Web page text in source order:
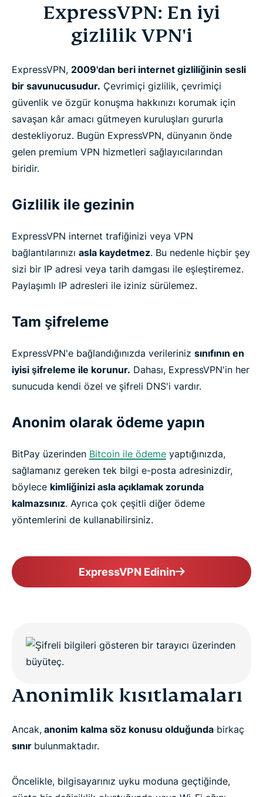
ExpressVPN: En iyi
gizlilik VPN'i
ExpressVPN, 2009'dan beri internet gizliliğinin sesli
bir savunucusudur. Çevrimiçi gizlilik, çevrimiçi
güvenlik ve özgür konuşma hakkınızı korumak için
savaşan kâr amacı gütmeyen kuruluşları gururla
destekliyoruz. Bugün ExpressVPN, dünyanın önde
gelen premium VPN hizmetleri sağlayıcılarından
biridir.
Gizlilik ile gezinin
ExpressVPN internet trafiğinizi veya VPN
bağlantılarınızı asla kaydetmez. Bu nedenle hiçbir şey
sizi bir IP adresi veya tarih damgası ile eşleştiremez.
Paylaşımlı IP adresleri ile iziniz sürülemez.
Tam şifreleme
ExpressVPN'e bağlandığınızda verileriniz sınıfının en
iyisi şifreleme ile korunur. Dahası, ExpressVPN'in her
sunucuda kendi özel ve şifreli DNS'i vardır.
Anonim olarak ödeme yapın
BitPay üzerinden Bitcoin ile ödeme yaptığınızda,
sağlamanız gereken tek bilgi e-posta adresinizdir,
böylece kimliğinizi asla açıklamak zorunda
kalmazsınız. Ayrıca çok çeşitli diğer ödeme
yöntemlerini de kullanabilirsiniz.
ExpressVPN Edinin
Anonimlik kısıtlamaları
Ancak, anonim kalma söz konusu olduğunda birkaç
sınır bulunmaktadır.
Öncelikle, bilgisayarınız uyku moduna geçtiğinde,